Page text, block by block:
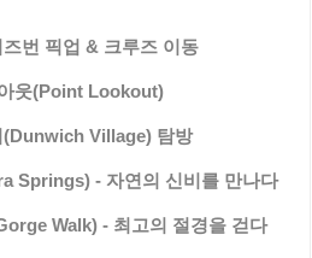
번 픽업 & 크루즈 이동
웃(Point Lookout)
(Dunwich Village) 탐방
Springs) - 자연의 신비를 만나다
Walk) - 최고의 절경을 걷다